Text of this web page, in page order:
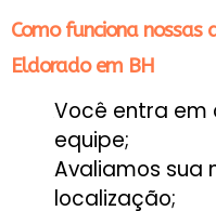
Como funciona nossas
Eldorado em BH
Você entra
equipe;
Avaliamos sua
localização;